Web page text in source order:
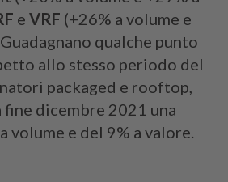
e VRF (+26% a volume e
qualche punto
allo stesso periodo del
packaged e rooftop,
fine dicembre 2021 una
volume e del 9% a valore.